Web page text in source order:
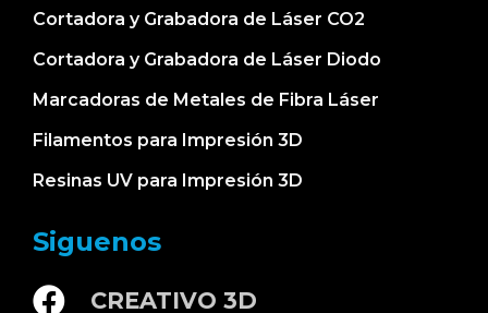
Cortadora y Grabadora de Láser CO2
Cortadora y Grabadora de Láser Diodo
Marcadoras de Metales de Fibra Láser
Filamentos para Impresión 3D
Resinas UV para Impresión 3D
Siguenos
CREATIVO 3D